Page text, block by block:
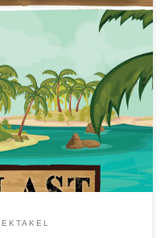
met het verzamelen van
maar dat is dit
hart moeten we
gaan. Wat nog wel kan: